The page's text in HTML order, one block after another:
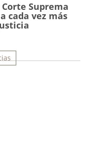
Suprema
cada vez más